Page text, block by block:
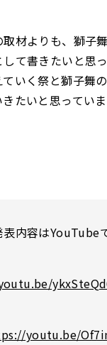
取材よりも、獅子
て書きたいと思
いく祭と獅子舞
たいと思ってい
内容はYouTube
youtu.be/